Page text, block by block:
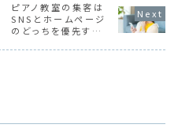
ピアノ教室の集客は
SNSとホームページ
のどっちを優先すべ